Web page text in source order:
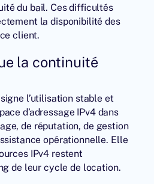
du bail. Ces difficultés
la disponibilité des
client.
la continuité
l’utilisation stable et
d’adressage IPv4 dans
de réputation, de gestion
opérationnelle. Elle
IPv4 restent
de leur cycle de location.